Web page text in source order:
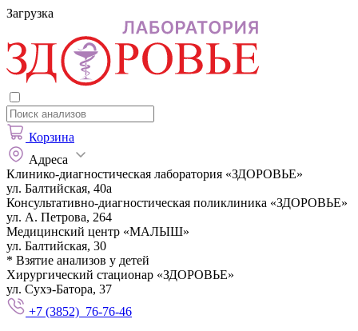
Загрузка
Корзина
Адреса
Клинико-диагностическая лаборатория «ЗДОРОВЬЕ»
ул. Балтийская, 40а
Консультативно-диагностическая поликлиника «ЗДОРОВЬЕ»
ул. А. Петрова, 264
Медицинский центр «МАЛЫШ»
ул. Балтийская, 30
* Взятие анализов у детей
Хирургический стационар «ЗДОРОВЬЕ»
ул. Сухэ-Батора, 37
+7 (3852) 76-76-46